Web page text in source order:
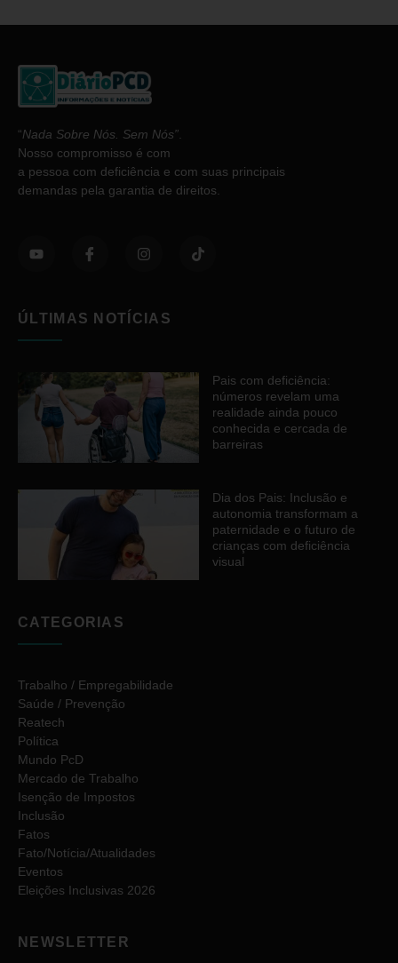
“Nada Sobre Nós. Sem Nós”
Nosso compromisso é com
a pessoa com deficiência e com suas principais
demandas pela garantia de direitos.
ÚLTIMAS NOTÍCIAS
Pais com deficiência:
números revelam uma
realidade ainda pouco
conhecida e cercada de
barreiras
Dia dos Pais: Inclusão e
autonomia transformam a
paternidade e o futuro de
crianças com deficiência
visual
CATEGORIAS
Trabalho / Empregabilidade
Saúde / Prevenção
Reatech
Política
Mundo PcD
Mercado de Trabalho
Isenção de Impostos
Inclusão
Fatos
Fato/Notícia/Atualidades
Eventos
Eleições Inclusivas 2026
NEWSLETTER